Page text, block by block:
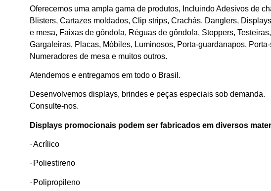
Oferecemos uma ampla gama de produtos, Incluindo Adesivos de
Blisters, Cartazes moldados, Clip strips, Crachás, Danglers,
e mesa, Faixas de gôndola, Réguas de gôndola, Stoppers,
Gargaleiras, Placas, Móbiles, Luminosos, Porta-guardanapos,
Numeradores de mesa e muitos outros.
Atendemos e entregamos em todo o Brasil.
Desenvolvemos displays, brindes e peças especiais sob demanda.
Consulte-nos.
Displays promocionais podem ser fabricados em diversos
·Acrílico
· Poliestireno
· Polipropileno